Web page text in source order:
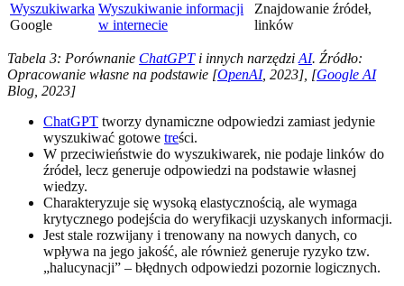
Wyszukiwarka
Google
Wyszukiwanie informacji
w internecie
Znajdowanie źródeł,
linków
Tabela 3: Porównanie ChatGPTi innych narzędzi AI. Źródło:
Opracowanie własne na podstawie [OpenAI, 2023], [Google AI
Blog, 2023]
ChatGPT tworzy dynamiczne odpowiedzi zamiast jedynie
wyszukiwać gotowe treści.
W przeciwieństwie do wyszukiwarek, nie podaje linków do
źródeł, lecz generuje odpowiedzi na podstawie własnej
wiedzy.
Charakteryzuje się wysoką elastycznością, ale wymaga
krytycznego podejścia do weryfikacji uzyskanych informacji.
Jest stale rozwijany i trenowany na nowych danych, co
wpływa na jego jakość, ale również generuje ryzyko tzw.
„halucynacji” – błędnych odpowiedzi pozornie logicznych.